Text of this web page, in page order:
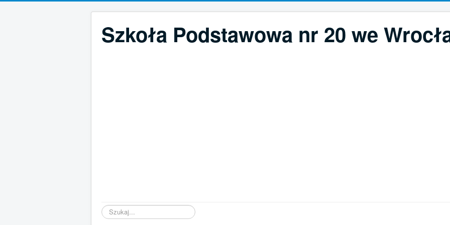
Szkoła Podstawowa nr 20 we
Szukaj...